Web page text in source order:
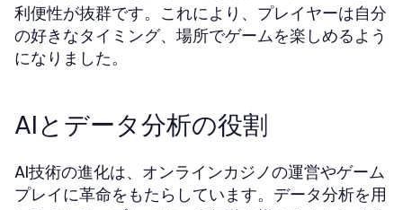
利便性が抜群です。これにより、プレイヤーは自分
の好きなタイミング、場所でゲームを楽しめるよう
になりました。
AIとデータ分析の役割
AI技術の進化は、オンラインカジノの運営やゲーム
プレイに革命をもたらしています。データ分析を用